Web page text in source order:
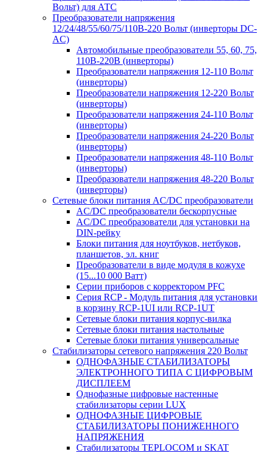
Вольт) для АТС
Преобразователи напряжения
12/24/48/55/60/75/110В-220 Вольт (инверторы DC-
AC)
Автомобильные преобразователи 55, 60, 75,
110В-220В (инверторы)
Преобразователи напряжения 12-110 Вольт
(инверторы)
Преобразователи напряжения 12-220 Вольт
(инверторы)
Преобразователи напряжения 24-110 Вольт
(инверторы)
Преобразователи напряжения 24-220 Вольт
(инверторы)
Преобразователи напряжения 48-110 Вольт
(инверторы)
Преобразователи напряжения 48-220 Вольт
(инверторы)
Сетевые блоки питания AC/DC преобразователи
AC/DC преобразователи бескорпусные
AC/DC преобразователи для установки на
DIN-рейку
Блоки питания для ноутбуков, нетбуков,
планшетов, эл. книг
Преобразователи в виде модуля в кожухе
(15...10 000 Ватт)
Серии приборов с корректором PFC
Серия RCP - Модуль питания для установки
в корзину RCP-1UI или RCP-1UT
Сетевые блоки питания корпус-вилка
Сетевые блоки питания настольные
Сетевые блоки питания универсальные
Стабилизаторы сетевого напряжения 220 Вольт
ОДНОФАЗНЫЕ СТАБИЛИЗАТОРЫ
ЭЛЕКТРОННОГО ТИПА С ЦИФРОВЫМ
ДИСПЛЕЕМ
Однофазные цифровые настенные
стабилизаторы серии LUX
ОДНОФАЗНЫЕ ЦИФРОВЫЕ
СТАБИЛИЗАТОРЫ ПОНИЖЕННОГО
НАПРЯЖЕНИЯ
Стабилизаторы TEPLOCOM и SKAT